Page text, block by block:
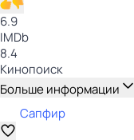
6.9
IMDb
8.4
Кинопоиск
Больше информации
Сапфир